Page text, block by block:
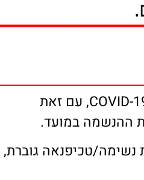
ההנשמה במועד.
טכיפנאה